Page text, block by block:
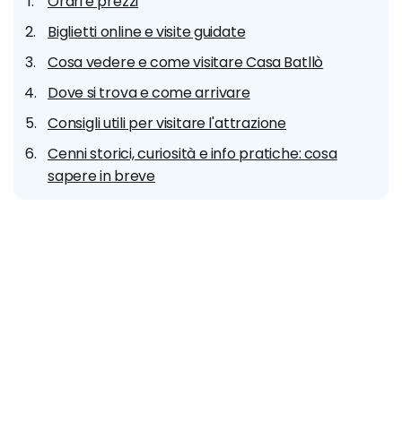
Biglietti online e visite guidate
Cosa vedere e come visitare Casa Batllò
Dove si trova e come arrivare
Consigli utili per visitare l'attrazione
Cenni storici, curiosità e info pratiche: cosa
sapere in breve